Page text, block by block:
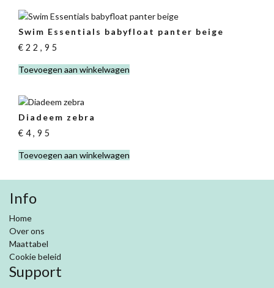
Swim Essentials babyfloat panter beige
€ 22,95
Toevoegen aan winkelwagen
Diadeem zebra
€ 4,95
Toevoegen aan winkelwagen
Info
Home
Over ons
Maattabel
Cookie beleid
Support